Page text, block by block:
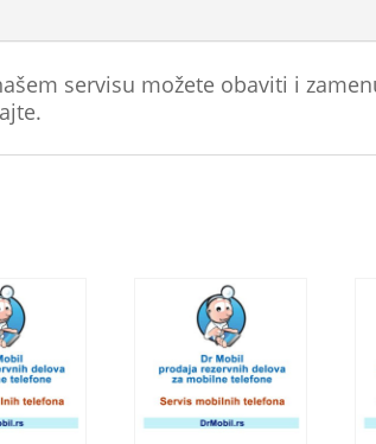
servisu možete obaviti i